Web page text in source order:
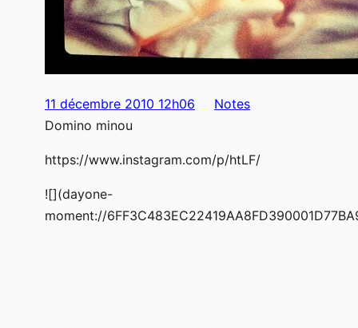
11 décembre 2010 12h06
Notes
Domino minou
https://www.instagram.com/p/htLF/
![](dayone-
moment://